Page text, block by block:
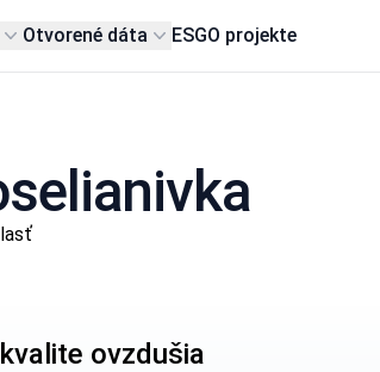
Otvorené dáta ESGO projekte
ovzdušia